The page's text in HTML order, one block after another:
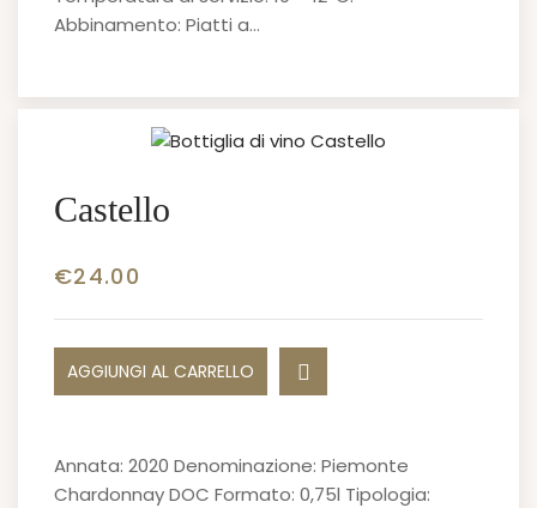
Abbinamento: Piatti a…
Castello
€24.00
AGGIUNGI AL CARRELLO
Annata: 2020 Denominazione: Piemonte
Chardonnay DOC Formato: 0,75l Tipologia: